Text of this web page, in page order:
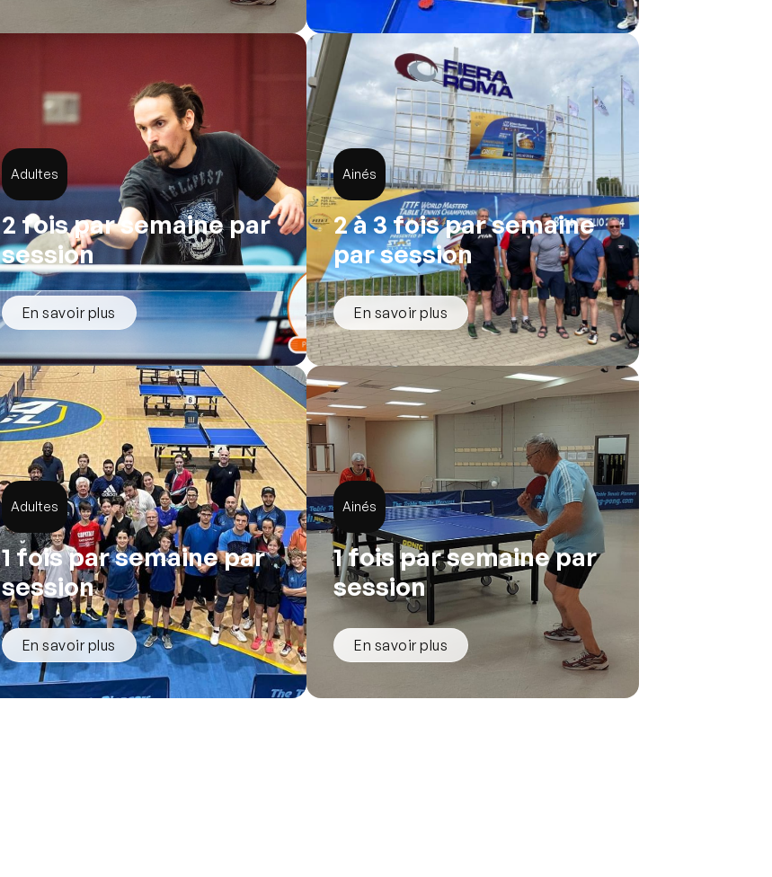
Adultes
2 fois par semaine par
session
En savoir plus
Ainés
2 à 3 fois par semaine
par session
En savoir plus
Adultes
1 fois par semaine par
session
En savoir plus
Ainés
1 fois par semaine par
session
En savoir plus